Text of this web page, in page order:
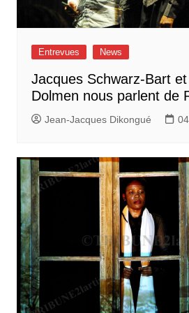
Entrevues News
Jacques Schwarz-Bart et
Dolmen nous parlent de
Jean-Jacques Dikongué